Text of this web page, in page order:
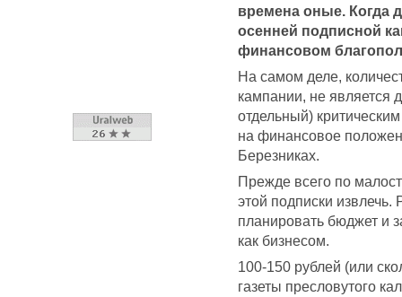
времена оные. Когда
осенней подписной
финансовом
На самом деле,
кампании, не является
отдельный)
на финансовое
Березниках.
Прежде всего по
этой подписки извлечь.
планировать бюджет и
как бизнесом.
100-150 рублей (или
газеты пресловутого